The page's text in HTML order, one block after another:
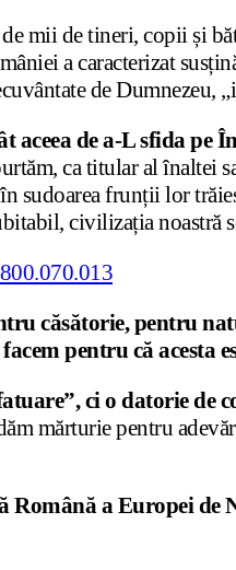
mii de tineri, copii și
a caracterizat
de Dumnezeu,
aceea de a-L sfida pe
ca titular al înaltei
sudoarea frunții lor
civilizația noastră
căsătorie, pentru
pentru că acesta
ci o datorie de
mărturie pentru
Română a Europei de